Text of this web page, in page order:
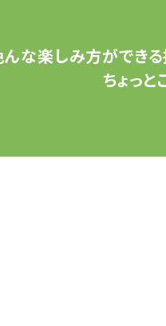
んな楽しみ方ができる
ちょっと